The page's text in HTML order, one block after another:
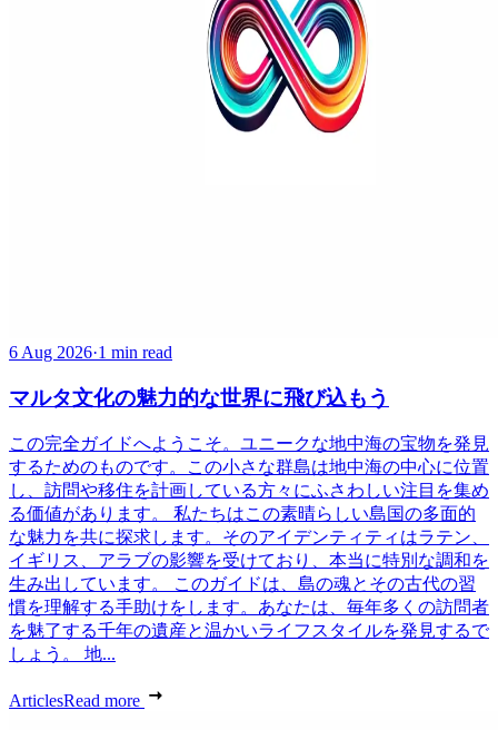
6 Aug 2026·1 min read
マルタ文化の魅力的な世界に飛び込もう
この完全ガイドへようこそ。ユニークな地中海の宝物を発見
するためのものです。この小さな群島は地中海の中心に位置
し、訪問や移住を計画している方々にふさわしい注目を集め
る価値があります。 私たちはこの素晴らしい島国の多面的
な魅力を共に探求します。そのアイデンティティはラテン、
イギリス、アラブの影響を受けており、本当に特別な調和を
生み出しています。 このガイドは、島の魂とその古代の習
慣を理解する手助けをします。あなたは、毎年多くの訪問者
を魅了する千年の遺産と温かいライフスタイルを発見するで
しょう。 地...
ArticlesRead more